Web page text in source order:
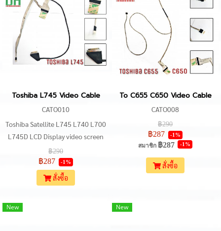
Toshiba L745 Video Cable
CATO010
Toshiba Satellite L745 L740 L700
L745D LCD Display video screen
LVDS Flex cable
฿290
฿287 -1%
สั่งซื้อ
To C655 C650 Video Cable
CATO008
฿290
฿287 -1%
สมาชิก ฿287 -1%
สั่งซื้อ
New New